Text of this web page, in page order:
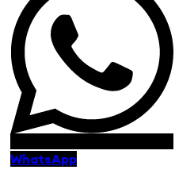
WhatsApp